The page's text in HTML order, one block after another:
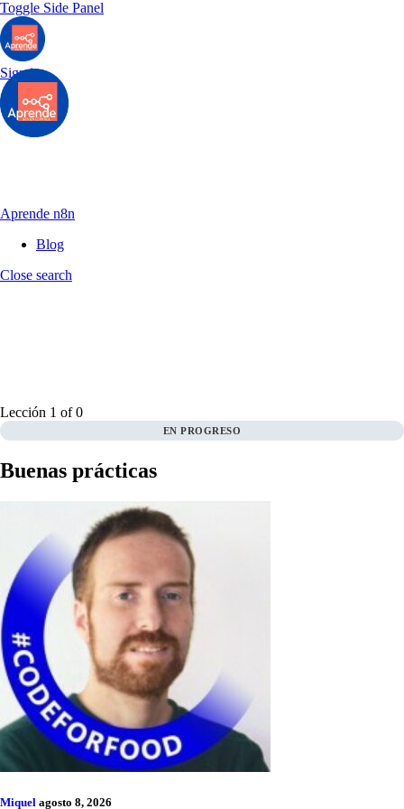
Toggle Side Panel
Sign in
Aprende n8n
Blog
Close search
Lección 1 of 0
EN PROGRESO
Buenas prácticas
Miquel agosto 8, 2026